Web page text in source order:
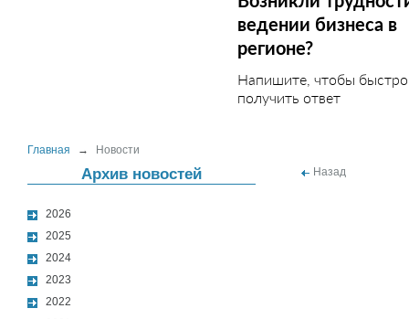
ведении бизнеса в
регионе?
Напишите, чтобы быстро
получить ответ
Главная → Новости
Архив новостей
2026
2025
2024
2023
2022
Назад